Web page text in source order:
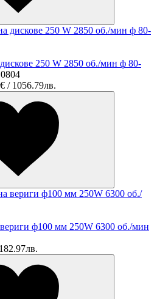
250 W 2850 об./мин ф 80-
/ 1056.79лв.
вериги ф100 мм 250W 6300 об./мин